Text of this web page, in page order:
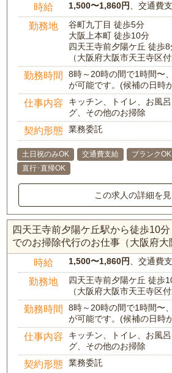
時給 1,500〜1,860円、交通費
勤務地
谷町九丁目 徒歩5分
大阪上本町 徒歩10分
四天王寺前夕陽ケ丘 徒歩8
（大阪府大阪市天王寺区付
勤務時間
8時～20時の間で1時間〜
が可能です。(候補の日時
仕事内容
キッチン、トイレ、お風
グ、その他のお掃除
契約形態 業務委託
土日祝のみOK 交通費支給 ブランクOK
直行･直帰OK
この求人の詳細を
四天王寺前夕陽ケ丘駅から徒歩10
でのお掃除代行のお仕事（大阪府大
時給 1,500〜1,860円、交通費
勤務地
四天王寺前夕陽ケ丘 徒歩
（大阪府大阪市天王寺区付
勤務時間
8時～20時の間で1時間〜
が可能です。(候補の日時
仕事内容
キッチン、トイレ、お風
グ、その他のお掃除
契約形態 業務委託